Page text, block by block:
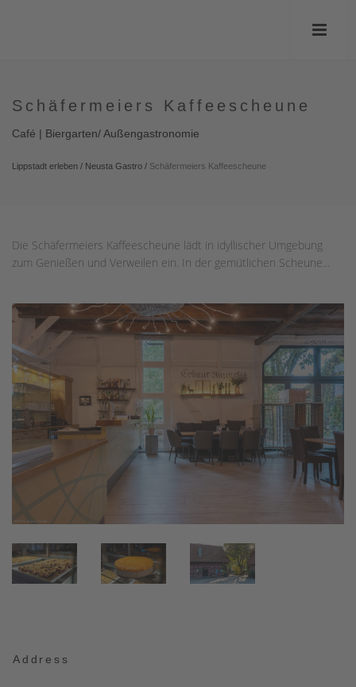
Schäfermeiers Kaffeescheune
Café | Biergarten/ Außengastronomie
Lippstadt erleben / Neusta Gastro / Schäfermeiers Kaffeescheune
Die Schäfermeiers Kaffeescheune lädt in idyllischer Umgebung
zum Genießen und Verweilen ein. In der gemütlichen Scheune...
Address